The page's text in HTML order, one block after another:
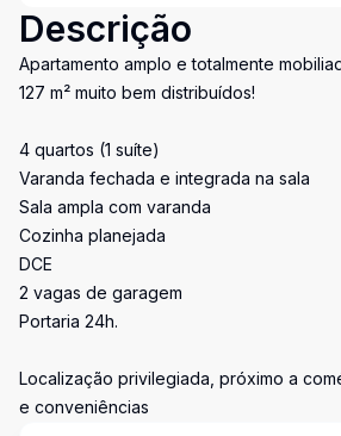
Descrição
Apartamento amplo e totalmente
127 m² muito bem distribuídos!
4 quartos (1 suíte)
Varanda fechada e integrada na sala
Sala ampla com varanda
Cozinha planejada
DCE
2 vagas de garagem
Portaria 24h.
Localização privilegiada, próximo a
e conveniências